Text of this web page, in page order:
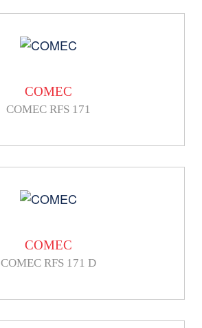
COMEC
COMEC RFS 171
COMEC
COMEC RFS 171 D